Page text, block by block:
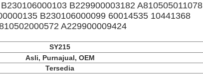
B229900003182 A810505011078
B230106000099 60014535 10441368
A229900009424
SY215
Asli, Purnajual, OEM
Tersedia